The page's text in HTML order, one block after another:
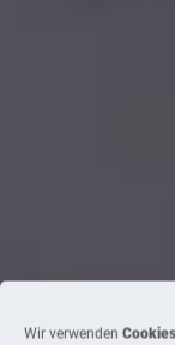
Wir verwenden Cookies